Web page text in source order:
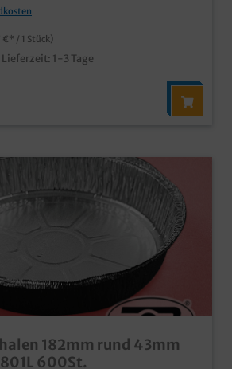
€* / 1 Stück)
1-3 Tage
182mm rund 43mm
600St.